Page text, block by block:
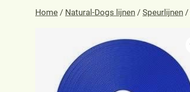
Home / Natural-Dogs lijnen / Speurlijnen /